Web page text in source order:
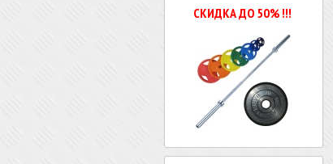
СКИДКА ДО 50% !!!